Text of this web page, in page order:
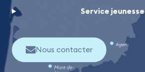
Service jeunesse
Nous contacter